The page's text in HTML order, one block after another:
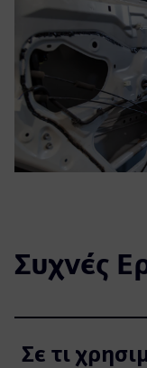
Συχνές
Σε τι